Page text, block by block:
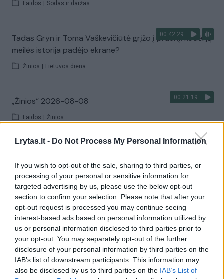
Lrytas.lt - Do Not Process My Personal Information
If you wish to opt-out of the sale, sharing to third parties, or
processing of your personal or sensitive information for
targeted advertising by us, please use the below opt-out
section to confirm your selection. Please note that after your
opt-out request is processed you may continue seeing
interest-based ads based on personal information utilized by
us or personal information disclosed to third parties prior to
your opt-out. You may separately opt-out of the further
disclosure of your personal information by third parties on the
IAB’s list of downstream participants. This information may
also be disclosed by us to third parties on the IAB’s List of
Laidos Sodas ir daržas
00:42:29
Tadas Gryn ir Toma Vaškevičiūtė grįžo į praeitį: kodėl jų
meilės istorija padėjo ekrane?
Žinios Lietuvos diena
00:21:19
„Žinios“ 2026-08-08
Laidos Žinios
Žiūrimiausi įrašai
00:00:30
Vaizdai iš tragiškos avarijos Vilniaus r.: dviejų moterų ir
vaiko gyvybių išgelbėti nepavyko
Žinios Lietuvos diena